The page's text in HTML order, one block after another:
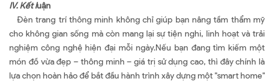
IV. Kết luận
Đèn trang trí thông minh không chỉ giúp bạn nâng tầm thẩm mỹ
cho không gian sống mà còn mang lại sự tiện nghi, linh hoạt và trải
nghiệm công nghệ hiện đại mỗi ngày.Nếu bạn đang tìm kiếm một
món đồ vừa đẹp – thông minh – giá trị sử dụng cao, thì đây chính là
lựa chọn hoàn hảo để bắt đầu hành trình xây dựng một "smart home"